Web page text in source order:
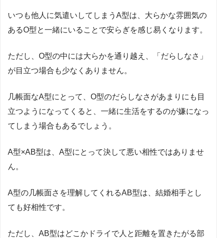
いつも他人に気遣いしてしまう A型は、大らかな雰囲気の
あるO型と一緒にいることで安らぎを感じ易くなります。
ただし、 O型の中には大らかを通り越え、「だらしなさ」
が目立つ場合も少なくありません。
几帳面なA型にとって、 O型のだらしなさがあまりにも目
立つようになってくると、一緒に生活をするのが嫌になっ
てしまう場合もあるでしょう。
A型×AB型は、 A型にとって決して悪い相性ではありませ
ん。
A型の几帳面さを理解してくれるAB型は、結婚相手とし
ても好相性です。
ただし、 AB型はどこかドライで人と距離を置きたがる部